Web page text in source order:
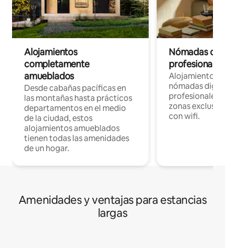
Alojamientos
completamente
amueblados
Desde cabañas pacíficas en
las montañas hasta prácticos
departamentos en el medio
de la ciudad, estos
alojamientos amueblados
tienen todas las amenidades
de un hogar.
Nómadas
Alojamientos
nómadas
profesionales
zonas
con wifi.
Amenidades y ventajas para estancias
largas